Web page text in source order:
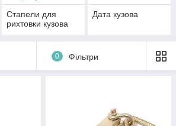
Стапели для
рихтовки кузова
Дата кузова
0 Фільтри